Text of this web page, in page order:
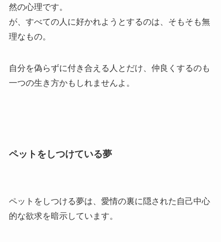
然の心理です。
が、すべての人に好かれようとするのは、そもそも無
理なもの。
自分を偽らずに付き合える人とだけ、仲良くするのも
一つの生き方かもしれませんよ。
ペットをしつけている夢
ペットをしつける夢は、愛情の裏に隠された自己中心
的な欲求を暗示しています。